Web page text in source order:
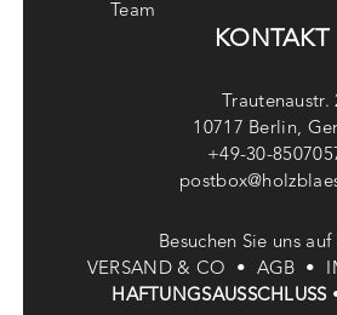
Team
KONTAKT
Trautenaustr.
10717 Berlin,
+49-30-
Besuchen Sie uns
VERSAND & CO • AGB •
HAFTUNGSAUSSCHLUSS